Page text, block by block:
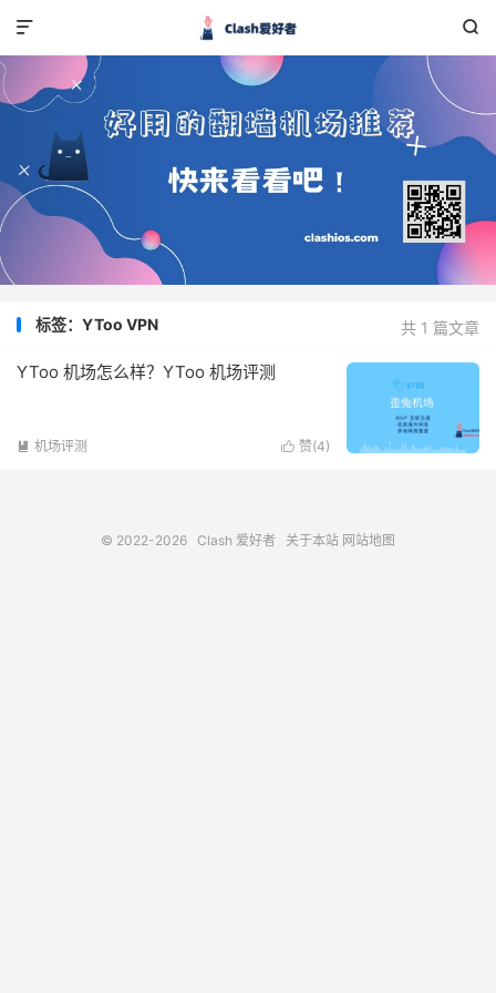


共 1 篇文章
标签：YToo VPN
YToo 机场怎么样？YToo 机场评测
 赞(4)
 机场评测
© 2022-2026 Clash 爱好者 关于本站 网站地图